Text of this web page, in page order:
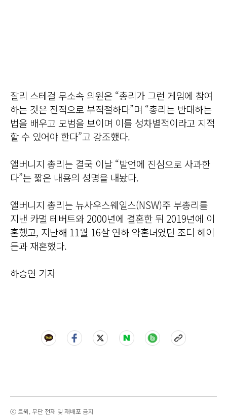
잘리 스테걸 무소속 의원은 “총리가 그런 게임에 참여
하는 것은 전적으로 부적절하다”며 “총리는 반대하는
법을 배우고 모범을 보이며 이를 성차별적이라고 지적
할 수 있어야 한다”고 강조했다.
앨버니지 총리는 결국 이날 “발언에 진심으로 사과한
다”는 짧은 내용의 성명을 내놨다.
앨버니지 총리는 뉴사우스웨일스(NSW)주 부총리를
지낸 카멀 테버트와 2000년에 결혼한 뒤 2019년에 이
혼했고, 지난해 11월 16살 연하 약혼녀였던 조디 헤이
든과 재혼했다.
하승연 기자
ⓒ 트윅, 무단 전재 및 재배포 금지